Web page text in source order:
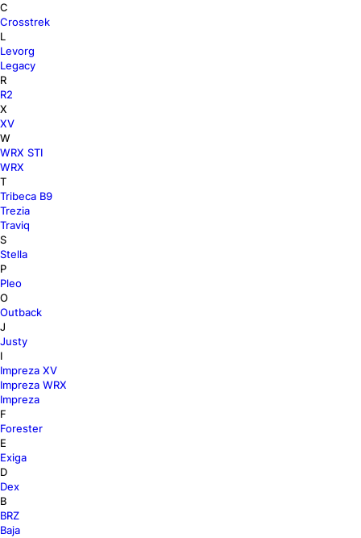
C
Crosstrek
L
Levorg
Legacy
R
R2
X
XV
W
WRX STI
WRX
T
Tribeca В9
Trezia
Traviq
S
Stella
P
Pleo
O
Outback
J
Justy
I
Impreza XV
Impreza WRX
Impreza
F
Forester
E
Exiga
D
Dex
B
BRZ
Baja